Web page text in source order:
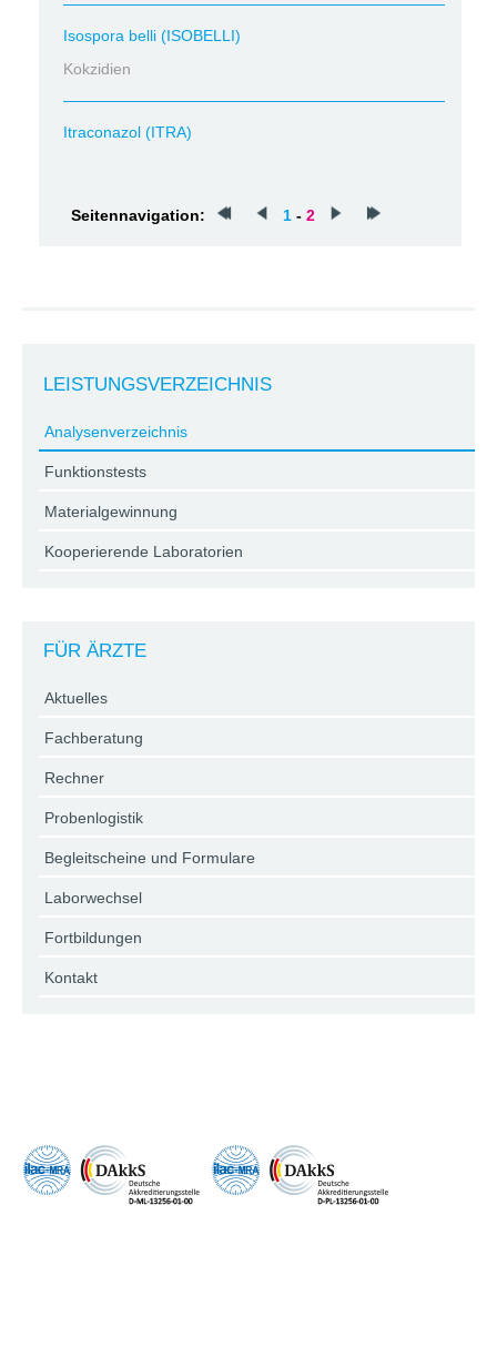
Isospora belli (ISOBELLI)
Kokzidien
Itraconazol (ITRA)
Seitennavigation: 1 - 2
LEISTUNGSVERZEICHNIS
Analysenverzeichnis
Funktionstests
Materialgewinnung
Kooperierende Laboratorien
FÜR ÄRZTE
Aktuelles
Fachberatung
Rechner
Probenlogistik
Begleitscheine und Formulare
Laborwechsel
Fortbildungen
Kontakt